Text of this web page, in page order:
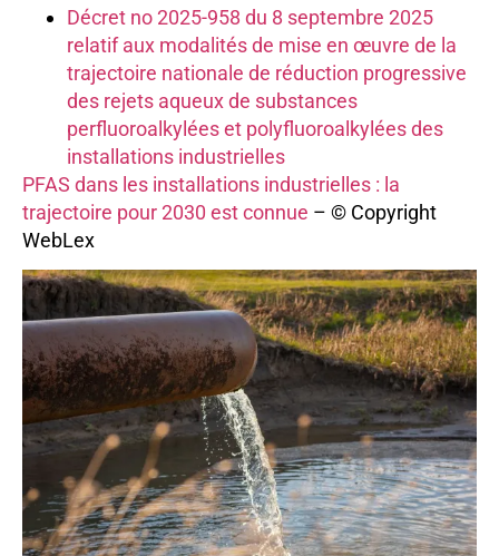
Décret no 2025-958 du 8 septembre 2025
relatif aux modalités de mise en œuvre de la
trajectoire nationale de réduction progressive
des rejets aqueux de substances
perfluoroalkylées et polyfluoroalkylées des
installations industrielles
PFAS dans les installations industrielles : la
trajectoire pour 2030 est connue – © Copyright
WebLex